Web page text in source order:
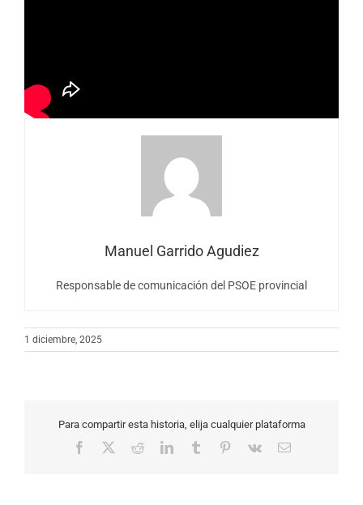
Manuel Garrido Agudiez
Responsable de comunicación del PSOE provincial
1 diciembre, 2025
Para compartir esta historia, elija cualquier plataforma
Facebook RedditLinkedInTumblr Pinterest
Vk
Correo